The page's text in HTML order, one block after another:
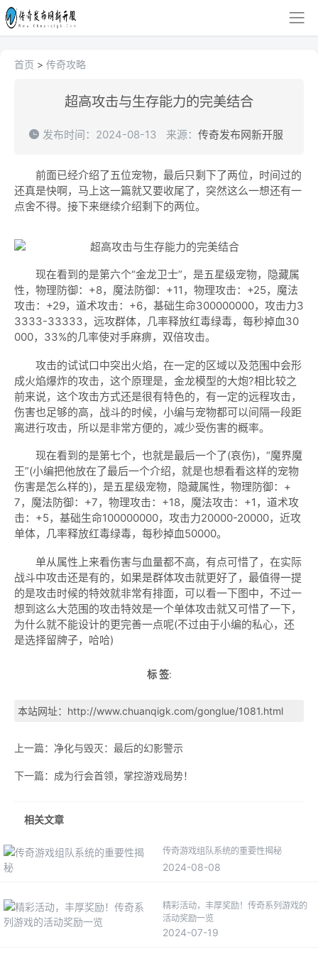
首页 > 传奇攻略
超高攻击与生存能力的完美结合
发布时间：2024-08-13 来源：传奇发布网新开服
前面已经介绍了五位宠物，最后只剩下了两位，时间过的
还真是快啊，马上这一篇就又要收尾了，突然这么一想还有一
点舍不得。接下来继续介绍剩下的两位。
现在看到的是第六个“金龙卫士”，是五星级宠物，隐藏属
性，物理防御：+8，魔法防御：+11，物理攻击：+25，魔法
攻击：+29，道术攻击：+6，基础生命300000000，攻击力3
3333-33333，远攻群体，几率释放红毒绿毒，每秒掉血30
000，33%的几率使对手麻痹，双倍攻击。
攻击的试试口中突出火焰，在一定的区域以及范围中会形
成火焰爆炸的攻击，这个原理是，金龙模型的大炮?相比较之
前来说，这个攻击方式还是很有特色的，有一定的远程攻击，
伤害也足够的高，战斗的时候，小编与宠物都可以间隔一段距
离进行攻击，所以是非常方便的，减少受伤害的概率。
现在看到的是第七个，也就是最后一个了(哀伤)，“魔界魔
王”(小编把他放在了最后一个介绍，就是也想看看这样的宠物
伤害是怎么样的)，是五星级宠物，隐藏属性，物理防御：+
7，魔法防御：+7，物理攻击：+18，魔法攻击：+1，道术攻
击：+5，基础生命100000000，攻击力20000-20000，近攻
单体，几率释放红毒绿毒，每秒掉血50000。
单从属性上来看伤害与血量都不高，有点可惜了，在实际
战斗中攻击还是有的，如果是群体攻击就更好了，最值得一提
的是攻击时候的特效就非常有排面，可以看一下图中，不过一
想到这么大范围的攻击特效是一个单体攻击就又可惜了一下，
为什么就不能设计的更完善一点呢(不过由于小编的私心，还
是选择留牌子，哈哈)
标 签:
本站网址： http://www.chuanqigk.com/gonglue/1081.html
上一篇： 净化与毁灭：最后的幻影警示
下一篇： 成为行会首领，掌控游戏局势！
相关文章
传奇游戏组队系统的重要性揭秘
2024-08-08
精彩活动，丰厚奖励！传奇系列游戏的
活动奖励一览
2024-07-19